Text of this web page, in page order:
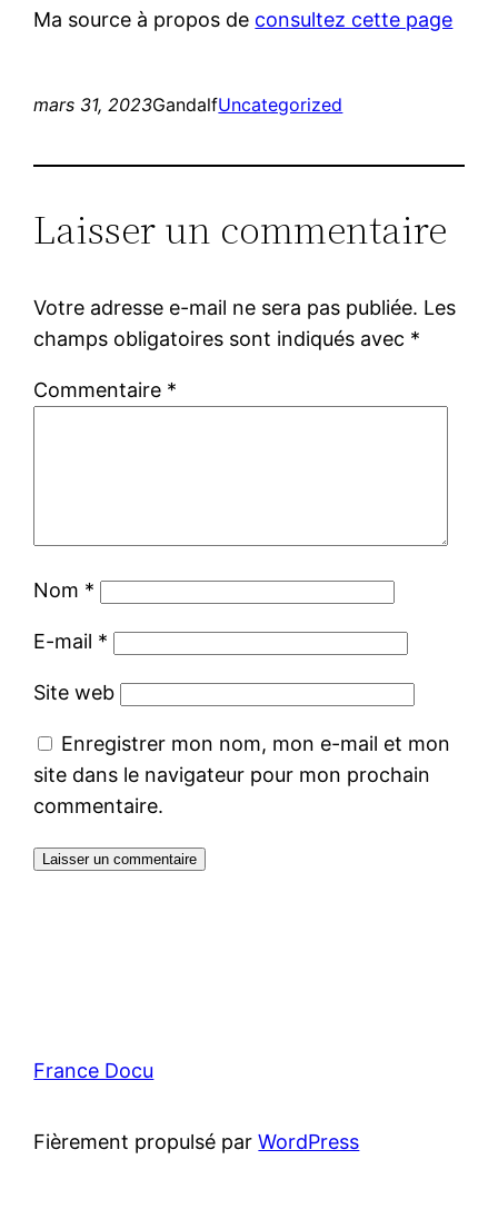
Ma source à propos de consultez cette page
mars 31, 2023GandalfUncategorized
Laisser un commentaire
Votre adresse e-mail ne sera pas publiée. Les
champs obligatoires sont indiqués avec *
Commentaire *
Nom *
E-mail *
Site web
Enregistrer mon nom, mon e-mail et mon
site dans le navigateur pour mon prochain
commentaire.
France Docu
Fièrement propulsé parWordPress